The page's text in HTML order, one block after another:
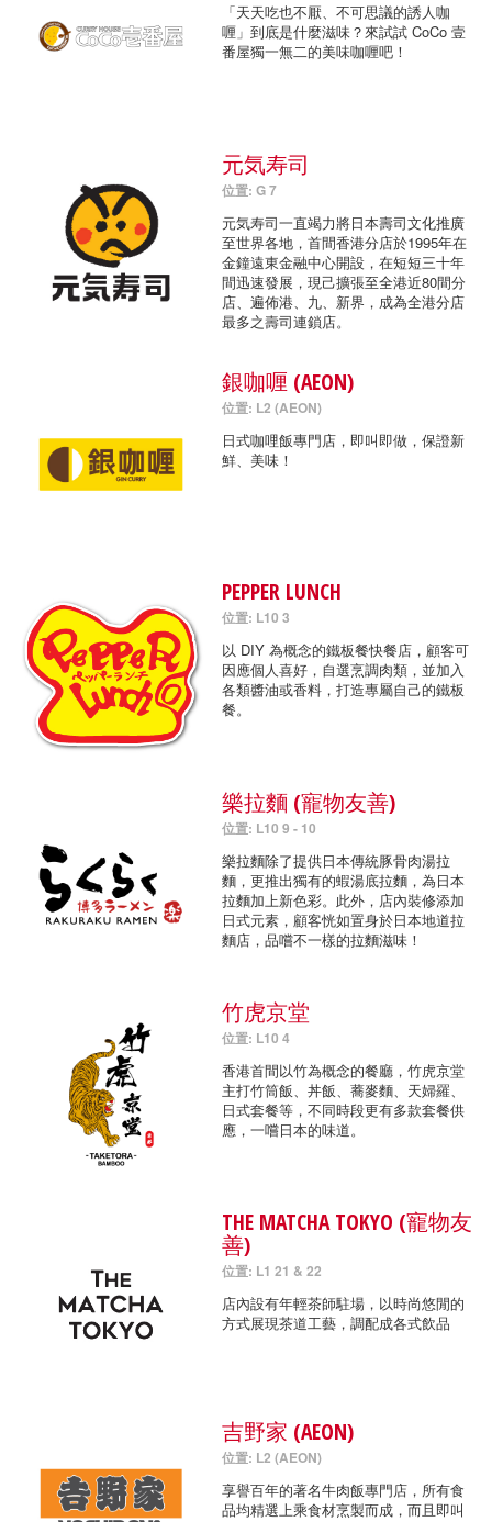
「天天吃也不厭、不可思議的誘人咖
喱」到底是什麼滋味？來試試 CoCo 壹
番屋獨一無二的美味咖喱吧！
元気寿司
位置: G 7
元気寿司一直竭力將日本壽司文化推廣
至世界各地，首間香港分店於1995年在
金鐘遠東金融中心開設，在短短三十年
間迅速發展，現己擴張至全港近80間分
店、遍佈港、九、新界，成為全港分店
最多之壽司連鎖店。
銀咖喱 (AEON)
位置: L2 (AEON)
日式咖哩飯專門店，即叫即做，保證新
鮮、美味！
PEPPER LUNCH
位置: L10 3
以 DIY 為概念的鐵板餐快餐店，顧客可
因應個人喜好，自選烹調肉類，並加入
各類醬油或香料，打造專屬自己的鐵板
餐。
樂拉麵 (寵物友善)
位置: L10 9 - 10
樂拉麵除了提供日本傳統豚骨肉湯拉
麵，更推出獨有的蝦湯底拉麵，為日本
拉麵加上新色彩。此外，店內裝修添加
日式元素，顧客恍如置身於日本地道拉
麵店，品嚐不一樣的拉麵滋味！
竹虎京堂
位置: L10 4
香港首間以竹為概念的餐廳，竹虎京堂
主打竹筒飯、丼飯、蕎麥麵、天婦羅、
日式套餐等，不同時段更有多款套餐供
應，一嚐日本的味道。
THE MATCHA TOKYO (寵物友
善)
位置: L1 21 & 22
店內設有年輕茶師駐場，以時尚悠閒的
方式展現茶道工藝，調配成各式飲品
吉野家 (AEON)
位置: L2 (AEON)
享譽百年的著名牛肉飯專門店，所有食
品均精選上乘食材烹製而成，而且即叫